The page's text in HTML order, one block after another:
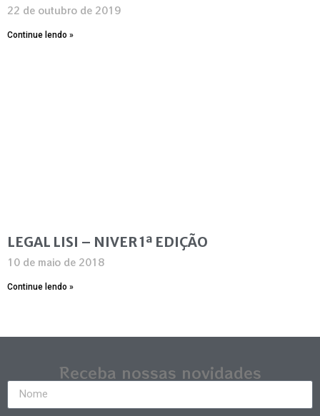
22 de outubro de 2019
Continue lendo »
LEGAL LISI – NIVER 1ª EDIÇÃO
10 de maio de 2018
Continue lendo »
Receba nossas novidades